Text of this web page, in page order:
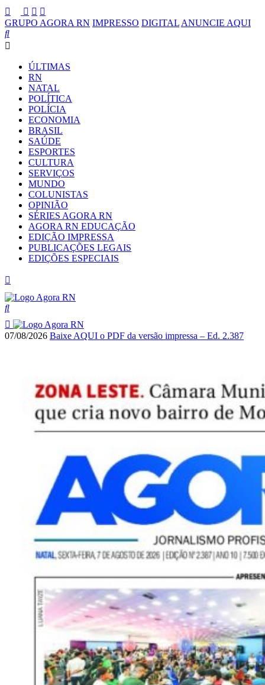
GRUPO AGORA RN IMPRESSO DIGITAL ANUNCIE AQUI
ÚLTIMAS
RN
NATAL
POLÍTICA
POLÍCIA
ECONOMIA
BRASIL
SAÚDE
ESPORTES
CULTURA
SERVIÇOS
MUNDO
COLUNISTAS
OPINIÃO
SÉRIES AGORA RN
AGORA RN EDUCAÇÃO
EDIÇÃO IMPRESSA
PUBLICAÇÕES LEGAIS
EDIÇÕES ESPECIAIS
07/08/2026 Baixe AQUI o PDF da versão impressa – Ed. 2.387